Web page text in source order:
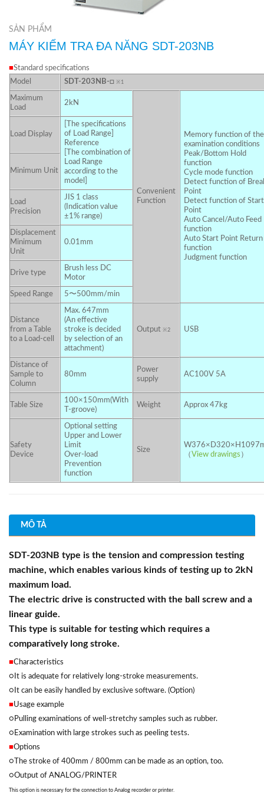
SẢN PHẨM
MÁY KIỂM TRA ĐA NĂNG SDT-203NB
■Standard specifications
Model
SDT-203NB-□ ※1
Maximum
Load
2kN
Convenient
Function
Memory function of the
examination conditions
Peak/Bottom Hold
function
Cycle mode function
Detect function of
Point
Detect function of Start
Point
Auto Cancel/Auto Feed
function
Auto Start Point Return
function
Judgment function
Load Display
[The specifications
of Load Range]
Reference
[The combination of
Load Range
according to the
model]
Minimum Unit
Load
Precision
JIS 1 class
(Indication value
±1% range)
Displacement
Minimum
Unit
0.01mm
Drive type
Brush less DC
Motor
Speed Range 5〜500mm/min
Distance
from a Table
to a Load-cell
Max. 647mm
(An effective
stroke is decided
by selection of an
attachment)
Output ※2 USB
Distance of
Sample to
Column
80mm
Power
supply
AC100V 5A
Table Size
100×150mm(With
T-groove)
Weight Approx 47kg
Safety
Device
Optional setting
Upper and Lower
Limit
Over-load
Prevention
function
Size
（View drawings ）
MÔ TẢ
SDT-203NB type is the tension and compression testing
machine, which enables various kinds of testing up to 2kN
maximum load.
The electric drive is constructed with the ball screw and a
linear guide.
This type is suitable for testing which requires a
comparatively long stroke.
■Characteristics
○It is adequate for relatively long-stroke measurements.
○It can be easily handled by exclusive software. (Option)
■Usage example
○Pulling examinations of well-stretchy samples such as rubber.
○Examination with large strokes such as peeling tests.
■Options
○The stroke of 400mm / 800mm can be made as an option, too.
○Output of ANALOG/PRINTER
This option is necessary for the connection to Analog recorder or printer.